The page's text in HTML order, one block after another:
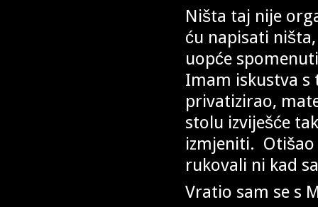
Ništa taj nije
ću napisati
uopće
Imam iskustva s
privatizirao,
stolu izviješće
izmjeniti. Otišao
rukovali ni kad
Vratio sam se s